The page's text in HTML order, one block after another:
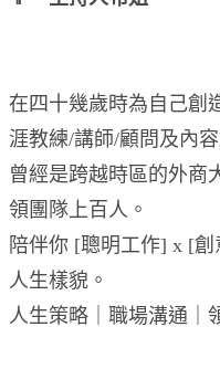
在四十幾歲時為自己創
涯教練/講師/顧問及內
曾經是跨越時區的外商
領團隊上百人。
陪伴你 [聰明工作] x [
人生樣貌。
人生策略｜職場溝通｜